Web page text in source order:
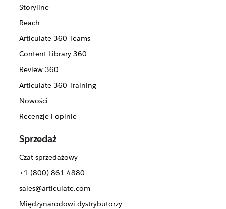
Storyline
Reach
Articulate 360 Teams
Content Library 360
Review 360
Articulate 360 Training
Nowości
Recenzje i opinie
Sprzedaż
Czat sprzedażowy
+1 (800) 861-4880
sales@articulate.com
Międzynarodowi dystrybutorzy